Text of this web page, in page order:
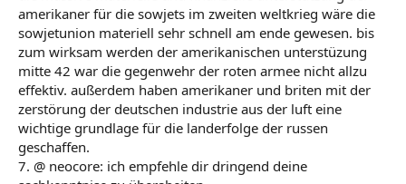
amerikaner für die sowjets im zweiten weltkrieg wäre die
sowjetunion materiell sehr schnell am ende gewesen. bis
zum wirksam werden der amerikanischen unterstüzung
mitte 42 war die gegenwehr der roten armee nicht allzu
effektiv. außerdem haben amerikaner und briten mit der
zerstörung der deutschen industrie aus der luft eine
wichtige grundlage für die landerfolge der russen
geschaffen.
7. @ neocore: ich empfehle dir dringend deine